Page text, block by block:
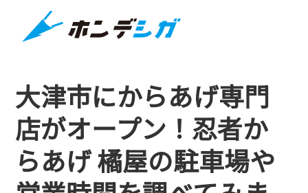
大津市にからあげ専門
店がオープン！忍者か
らあげ 橘屋の駐車場や